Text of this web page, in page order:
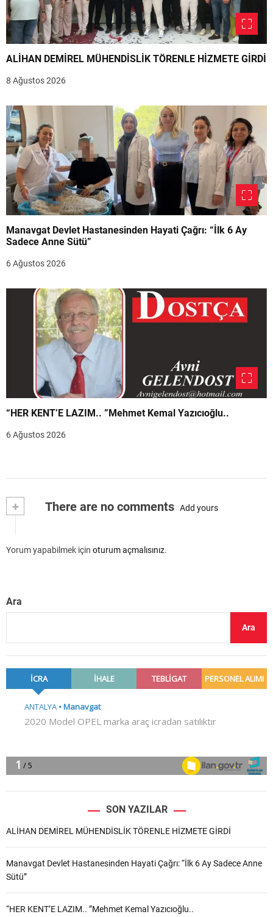
ALİHAN DEMİREL MÜHENDİSLİK TÖRENLE HİZMETE GİRDİ
8 Ağustos 2026
Manavgat Devlet Hastanesinden Hayati Çağrı: “İlk 6 Ay
Sadece Anne Sütü”
6 Ağustos 2026
“HER KENT’E LAZIM.. ”Mehmet Kemal Yazıcıoğlu..
6 Ağustos 2026
+ There are no comments Add yours
Yorum yapabilmek için oturum açmalısınız.
Ara
Ara
SON YAZILAR
ALİHAN DEMİREL MÜHENDİSLİK TÖRENLE HİZMETE GİRDİ
Manavgat Devlet Hastanesinden Hayati Çağrı: “İlk 6 Ay Sadece Anne
Sütü”
“HER KENT’E LAZIM.. ”Mehmet Kemal Yazıcıoğlu..